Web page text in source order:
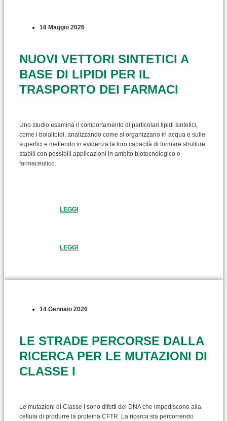
18 Maggio 2026
NUOVI VETTORI SINTETICI A
BASE DI LIPIDI PER IL
TRASPORTO DEI FARMACI
Uno studio esamina il comportamento di particolari lipidi sintetici,
come i bolalipidi, analizzando come si organizzano in acqua e sulle
superfici e mettendo in evidenza la loro capacità di formare strutture
stabili con possibili applicazioni in ambito biotecnologico e
farmaceutico.
LEGGI
LEGGI
14 Gennaio 2026
LE STRADE PERCORSE DALLA
RICERCA PER LE MUTAZIONI DI
CLASSE I
Le mutazioni di Classe I sono difetti del DNA che impediscono alla
cellula di produrre la proteina CFTR. La ricerca sta percorrendo